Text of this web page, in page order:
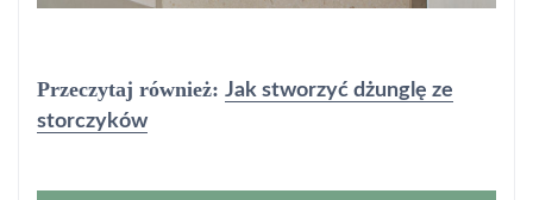
Przeczytaj również: Jak stworzyć dżunglę ze
storczyków